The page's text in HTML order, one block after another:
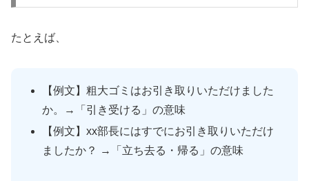
たとえば、
【例文】粗大ゴミはお引き取りいただけました
か。→「引き受ける」の意味
【例文】xx部長にはすでにお引き取りいただけ
ましたか？ →「立ち去る・帰る」の意味